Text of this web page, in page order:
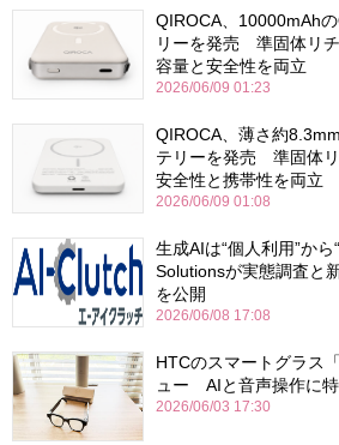
QIROCA、10000mAh
リーを発売 準固体リ
容量と安全性を両立
2026/06/09 01:23
QIROCA、薄さ約
テリーを発売 準固体
安全性と携帯性を両立
2026/06/09 01:08
生成AIは“個人利用”か
Solutionsが実態調査と
を公開
2026/06/08 17:08
HTCのスマートグラス
ュー AIと音声操作に特
2026/06/03 17:30